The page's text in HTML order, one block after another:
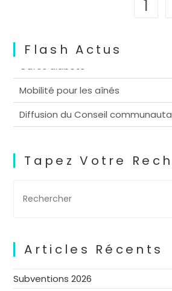
1
Flash Actus
Mobilité pour les aînés
Diffusion du Conseil
Cafés diabète
Tapez Votre
Articles Récents
Subventions 2026